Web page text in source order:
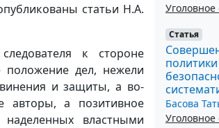
статьи Н.А.
к стороне
положение дел, нежели
и защиты, а во-
авторы, а позитивное
властными
Статья
Басова